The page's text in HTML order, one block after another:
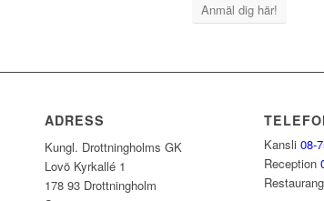
Anmäl dig här!
ADRESS
Kungl. Drottningholms GK
Lovö Kyrkallé 1
178 93 Drottningholm
Kansli08-
Reception